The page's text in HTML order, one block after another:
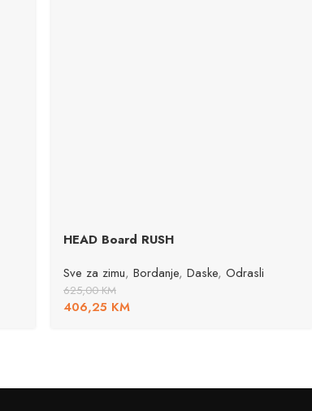
HEAD Board RUSH
Sve za zimu, Bordanje, Daske, Odrasli
625,00KM
406,25 KM